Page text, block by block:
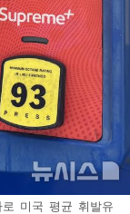
미국 평균 휘발유